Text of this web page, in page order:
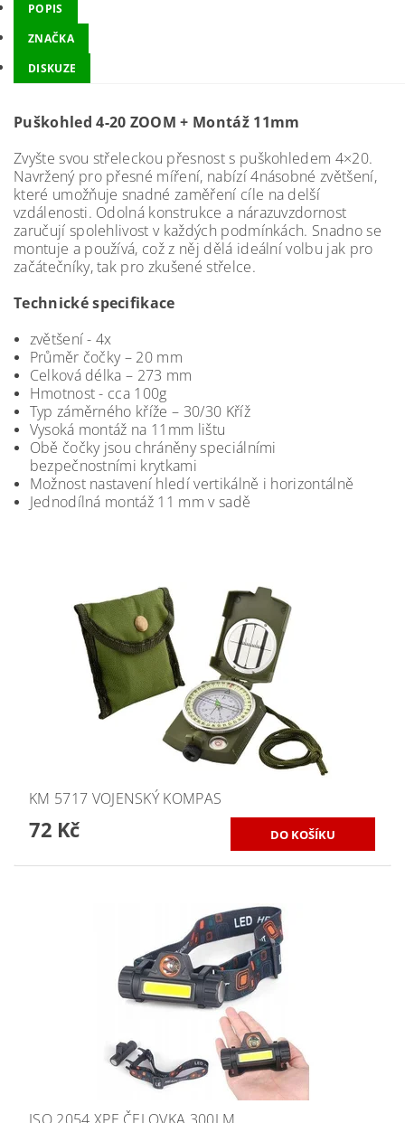
POPIS
ZNAČKA
DISKUZE
Puškohled 4-20 ZOOM + Montáž 11mm
Zvyšte svou střeleckou přesnost s puškohledem 4×20.
Navržený pro přesné míření, nabízí 4násobné zvětšení,
které umožňuje snadné zaměření cíle na delší
vzdálenosti. Odolná konstrukce a nárazuvzdornost
zaručují spolehlivost v každých podmínkách. Snadno se
montuje a používá, což z něj dělá ideální volbu jak pro
začátečníky, tak pro zkušené střelce.
Technické specifikace
zvětšení - 4x
Průměr čočky – 20 mm
Celková délka – 273 mm
Hmotnost - cca 100g
Typ záměrného kříže – 30/30 Kříž
Vysoká montáž na 11mm lištu
Obě čočky jsou chráněny speciálními
bezpečnostními krytkami
Možnost nastavení hledí vertikálně i horizontálně
Jednodílná montáž 11 mm v sadě
KM 5717 VOJENSKÝ KOMPAS
72 Kč